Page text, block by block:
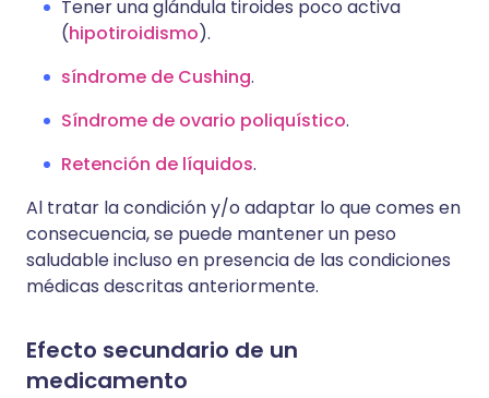
Tener una glándula tiroides poco activa
(hipotiroidismo).
síndrome de Cushing.
Síndrome de ovario poliquístico.
Retención de líquidos.
Al tratar la condición y/o adaptar lo que comes en
consecuencia, se puede mantener un peso
saludable incluso en presencia de las condiciones
médicas descritas anteriormente.
Efecto secundario de un
medicamento